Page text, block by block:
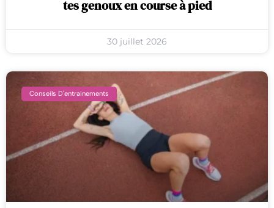
tes genoux en course à pied
30 juillet 2026
Conseils D'entrainements